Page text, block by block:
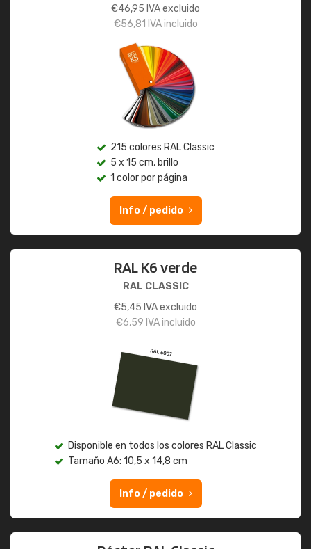
€46,95 IVA excluido
€56,81 IVA incluido
215 colores RAL Classic
5 x 15 cm, brillo
1 color por página
Info / pedido
RAL K6 verde
RAL CLASSIC
€5,45 IVA excluido
€6,59 IVA incluido
Disponible en todos los colores RAL Classic
Tamaño A6: 10,5 x 14,8 cm
Info / pedido